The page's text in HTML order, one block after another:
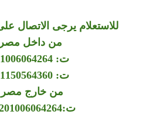
للاستعلام يرجى الاتصال
من داخل مصر
ت: 01006064264
ت: 01150564360
من خارج مصر
ت:00201006064264